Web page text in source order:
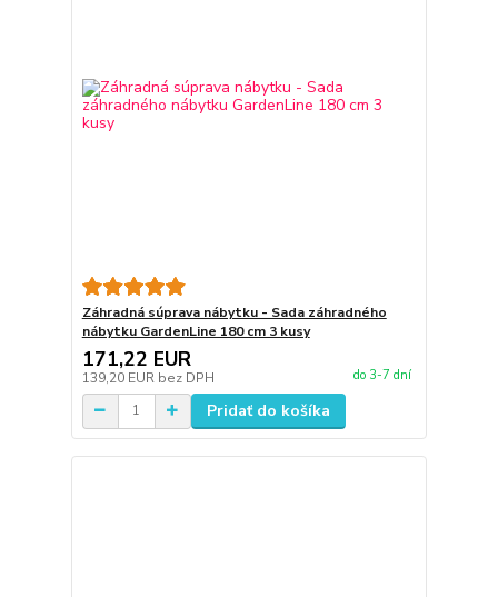
Záhradná súprava nábytku - Sada záhradného
nábytku GardenLine 180 cm 3 kusy
171,22 EUR
139,20 EUR bez DPH do 3-7 dní
Pridať do košíka